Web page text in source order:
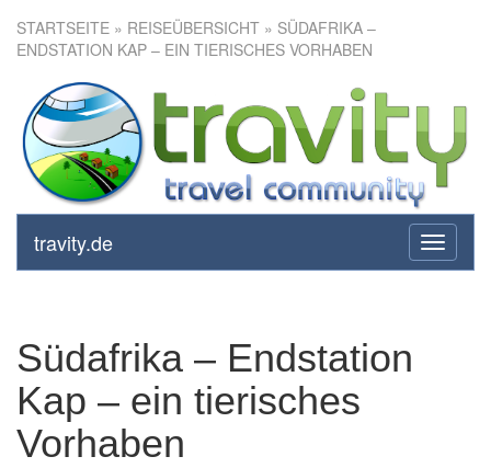
STARTSEITE » REISEÜBERSICHT » SÜDAFRIKA –
ENDSTATION KAP – EIN TIERISCHES VORHABEN
toggle
travity.de
Südafrika – Endstation Kap –
ein tierisches Vorhaben
Südafrika – Endstation
Kap – ein tierisches
Vorhaben